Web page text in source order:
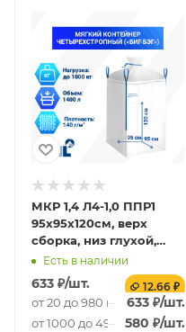
МКР 1,4 Л4-1,0 ППР1
95х95х120см, верх
сборка, низ глухой,
140г/м2
Есть в наличии
633 ₽/шт. 12.66 ₽
от 20 до 980 шт. 633₽/шт.
от 1000 до 4980 шт.
580 ₽/шт.